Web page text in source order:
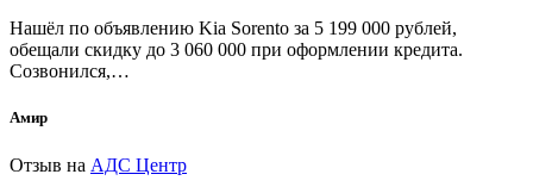
Нашёл по объявлению Kia Sorento за 5 199 000 рублей,
обещали скидку до 3 060 000 при оформлении кредита.
Созвонился,…
Амир
Отзыв на АДС Центр